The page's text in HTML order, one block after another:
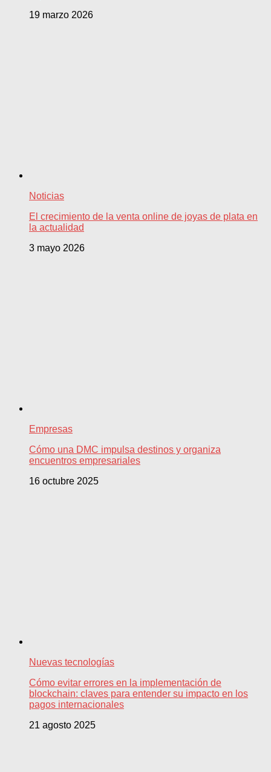
19 marzo 2026
Noticias
El crecimiento de la venta online de joyas de plata en
la actualidad
3 mayo 2026
Empresas
Cómo una DMC impulsa destinos y organiza
encuentros empresariales
16 octubre 2025
Nuevas tecnologías
Cómo evitar errores en la implementación de
blockchain: claves para entender su impacto en los
pagos internacionales
21 agosto 2025